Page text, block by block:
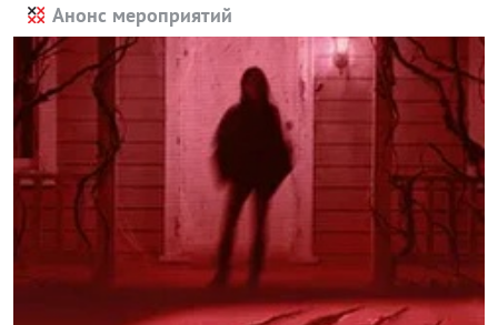
Анонс мероприятий